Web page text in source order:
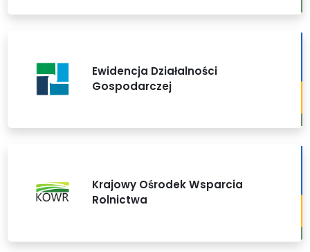
Ewidencja Działalności
Gospodarczej
Krajowy Ośrodek Wsparcia
Rolnictwa